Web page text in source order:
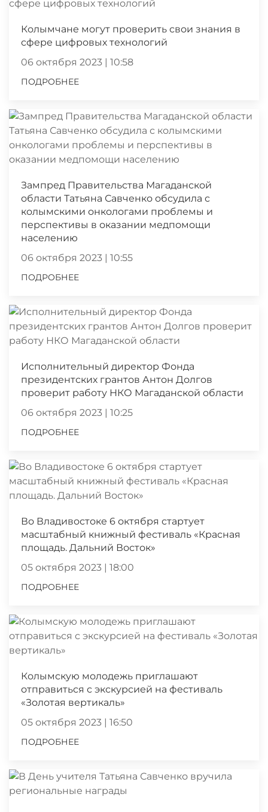
Колымчане могут проверить свои знания в
сфере цифровых технологий
06 октября 2023 | 10:58
ПОДРОБНЕЕ
Зампред Правительства Магаданской
области Татьяна Савченко обсудила с
колымскими онкологами проблемы и
перспективы в оказании медпомощи
населению
06 октября 2023 | 10:55
ПОДРОБНЕЕ
Исполнительный директор Фонда
президентских грантов Антон Долгов
проверит работу НКО Магаданской области
06 октября 2023 | 10:25
ПОДРОБНЕЕ
Во Владивостоке 6 октября стартует
масштабный книжный фестиваль «Красная
площадь. Дальний Восток»
05 октября 2023 | 18:00
ПОДРОБНЕЕ
Колымскую молодежь приглашают
отправиться с экскурсией на фестиваль
«Золотая вертикаль»
05 октября 2023 | 16:50
ПОДРОБНЕЕ